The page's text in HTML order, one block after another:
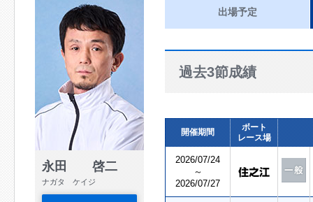
永田 啓二
ナガタ ケイジ
出場予定
過去3節成績
開催期間
ボート
レース場
2026/07/24
～
2026/07/27